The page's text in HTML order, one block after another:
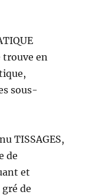
trouve en
sous-
TISSAGES,
de
et
de